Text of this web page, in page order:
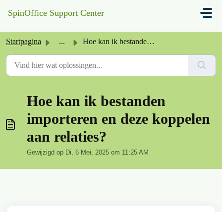
SpinOffice Support Center
Startpagina ... Hoe kan ik bestanden importeren en deze koppelen aan rela...
Hoe kan ik bestanden
importeren en deze koppelen
aan relaties?
Gewijzigd op Di, 6 Mei, 2025 om 11:25 AM